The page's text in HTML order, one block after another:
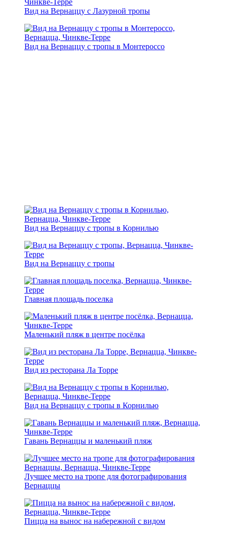
Вид на Вернаццу с Лазурной тропы
Вид на Вернаццу с тропы в Монтероссо
Вид на Вернаццу с тропы в Корнилью
Вид на Вернаццу с тропы
Главная площадь поселка
Маленький пляж в центре посёлка
Вид из ресторана Ла Торре
Вид на Вернаццу с тропы в Корнилью
Гавань Вернаццы и маленький пляж
Лучшее место на тропе для фотографирования
Вернаццы
Пицца на вынос на набережной с видом